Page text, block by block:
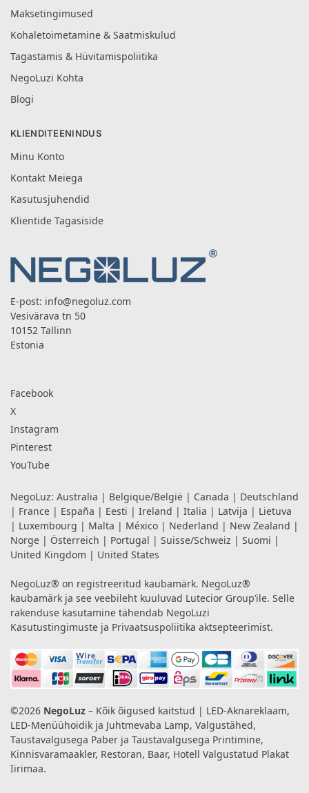
Maksetingimused
Kohaletoimetamine & Saatmiskulud
Tagastamis & Hüvitamispoliitika
NegoLuzi Kohta
Blogi
KLIENDITEENINDUS
Minu Konto
Kontakt Meiega
Kasutusjuhendid
Klientide Tagasiside
E-post: info@negoluz.com
Vesivärava tn 50
10152 Tallinn
Estonia
Facebook
X
Instagram
Pinterest
YouTube
NegoLuz: Australia | Belgique/België | Canada | Deutschland
| France | España | Eesti | Ireland | Italia | Latvija | Lietuva
| Luxembourg | Malta | México | Nederland | New Zealand |
Norge | Österreich | Portugal | Suisse/Schweiz | Suomi |
United Kingdom | United States
NegoLuz® on registreeritud kaubamärk. NegoLuz®
kaubamärk ja see veebileht kuuluvad Lutecior Group’ile. Selle
rakenduse kasutamine tähendab NegoLuzi
Kasutustingimuste ja Privaatsuspoliitika aktsepteerimist.
©2026 NegoLuz – Kõik õigused kaitstud | LED-Aknareklaam,
LED-Menüühoidik ja Juhtmevaba Lamp, Valgustähed,
Taustavalgusega Paber ja Taustavalgusega Printimine,
Kinnisvaramaakler, Restoran, Baar, Hotell Valgustatud Plakat
Iirimaa.